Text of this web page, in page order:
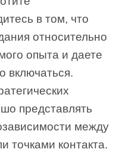
в том, что
относительно
опыта и даете
включаться.
представлять
между
точками контакта.